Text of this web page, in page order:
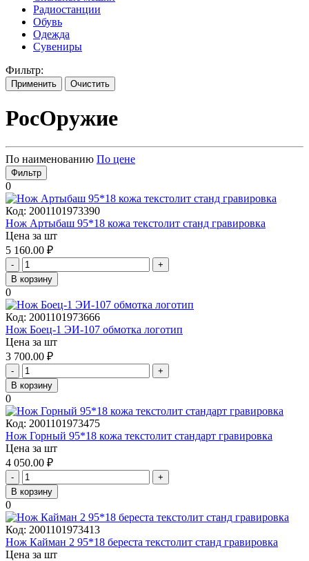
Радиостанции
Обувь
Одежда
Сувениры
Фильтр:
Применить Очистить
РосОружие
По наименованию По цене
Фильтр
0
Код: 2001101973390
Нож Артыбаш 95*18 кожа текстолит станд гравировка
Цена за шт
5 160.00 ₽
-
+
В корзину
0
Код: 2001101973666
Нож Боец-1 ЭИ-107 обмотка логотип
Цена за шт
3 700.00 ₽
-
+
В корзину
0
Код: 2001101973475
Нож Горный 95*18 кожа текстолит стандарт гравировка
Цена за шт
4 050.00 ₽
-
+
В корзину
0
Код: 2001101973413
Нож Кайман 2 95*18 береста текстолит станд гравировка
Цена за шт